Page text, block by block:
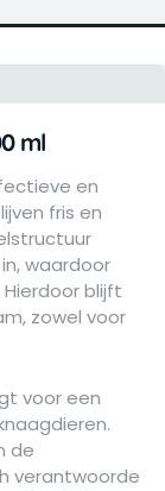
ml
en
fris en
waardoor
blijft
zowel voor
voor een
de
verantwoorde